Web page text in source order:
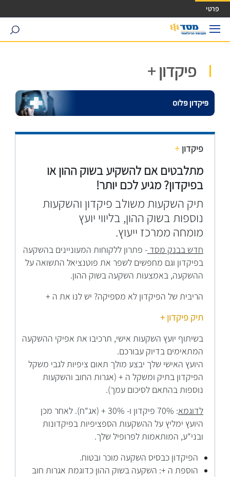
גישה ישירה לכפתור כניסה לחשבונך
פרטי
search
פיקדון +
פיקדון+
מתלבטים אם להשקיע בשוק ההון או
בפיקדון? מגיע לכם יותר!
תיק השקעות משולב פיקדון והשקעות
נוספות בשוק ההון, בליווי יועץ
מומחה ממרכז ייעוץ.
חדש בבנק מסד- פתרון ללקוחות המעוניינים בהשקעה
בפיקדון וגם מחפשים לשפר את פוטנציאל התשואה על
ההשקעה, באמצעות השקעה בשוק ההון.
הריבית של הפיקדון לא מספיקה? יש לנו את ה +
תיק פיקדון +
בשיתוף יועץ השקעות אישי, תרכיבו את אפיקי ההשקעה
המתאימים בדיוק עבורכם.
היועץ האישי שלך יבצע מולך תאום ציפיות לגבי משקל
הפיקדון בתיק ומשקל ה + (אגרות החוב והשקעות
נוספות בהתאם לסיכום עמך).
לדוגמא
: 70% פיקדון ו- 30% + (אג"ח). לאחר מכן
היועץ ימליץ על ההשקעות הספציפיות בפיקדונות
ובני"ע, המותאמות לפרופיל שלך.
הפיקדון כבסיס השקעה מוכר ובטוח.
הוספת ה +: השקעה בשוק ההון כדוגמת אגרות חוב